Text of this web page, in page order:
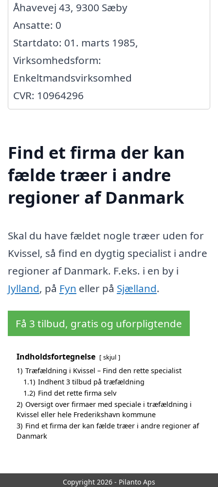
Åhavevej 43, 9300 Sæby
Ansatte: 0
Startdato: 01. marts 1985,
Virksomhedsform:
Enkeltmandsvirksomhed
CVR: 10964296
Find et firma der kan
fælde træer i andre
regioner af Danmark
Skal du have fældet nogle træer uden for
Kvissel, så find en dygtig specialist i andre
regioner af Danmark. F.eks. i en by i
Jylland, på Fyn eller på Sjælland.
Få 3 tilbud, gratis og uforpligtende
Indholdsfortegnelse skjul
1) Træfældning i Kvissel – Find den rette specialist
1.1) Indhent 3 tilbud på træfældning
1.2) Find det rette firma selv
2) Oversigt over firmaer med speciale i træfældning i
Kvissel eller hele Frederikshavn kommune
3) Find et firma der kan fælde træer i andre regioner af
Danmark
Copyright 2026 - Pilanto Aps